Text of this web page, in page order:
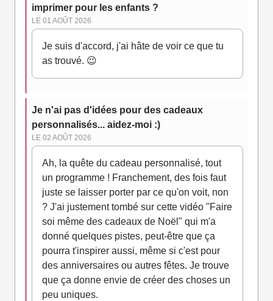
imprimer pour les enfants ?
LE 01 AOÛT 2026
Je suis d'accord, j'ai hâte de voir ce que tu
as trouvé. 😉
Je n'ai pas d'idées pour des cadeaux
personnalisés... aidez-moi :)
LE 02 AOÛT 2026
Ah, la quête du cadeau personnalisé, tout
un programme ! Franchement, des fois faut
juste se laisser porter par ce qu'on voit, non
? J'ai justement tombé sur cette vidéo "Faire
soi même des cadeaux de Noël" qui m'a
donné quelques pistes, peut-être que ça
pourra t'inspirer aussi, même si c'est pour
des anniversaires ou autres fêtes. Je trouve
que ça donne envie de créer des choses un
peu uniques.